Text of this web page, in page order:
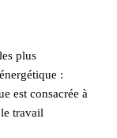
plus
:
est consacrée à
travail